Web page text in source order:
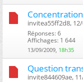
invitea55ff2d8, 12/
Réponses: 6
Affichages: 1 644
13/09/2009, 18h35
Question
invite844609ae,